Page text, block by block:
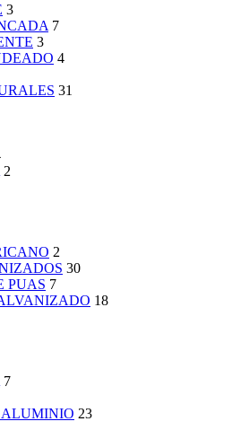
3
7
3
4
31
2
2
30
PUAS 7
18
7
ALUMINIO 23